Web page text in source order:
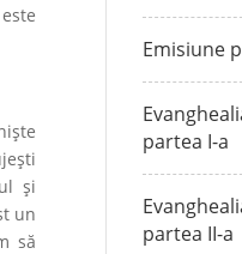
și
un
să
Emisiune
partea I-a
partea II-a